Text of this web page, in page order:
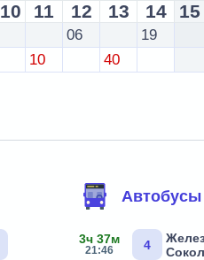
10 11 12 13 14 15
06 19
10 40
Автобусы
3ч 37м
21:46 4